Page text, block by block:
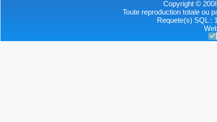
Copyright ©
Toute reproduction totale ou
Requete(s) SQL :